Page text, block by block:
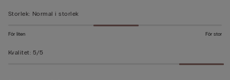
Storlek: Normal i storlek
För liten För stor
Kvalitet: 5/5